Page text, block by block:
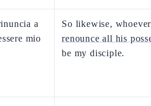
a
mio
So likewise,
renounce all his
be my disciple.